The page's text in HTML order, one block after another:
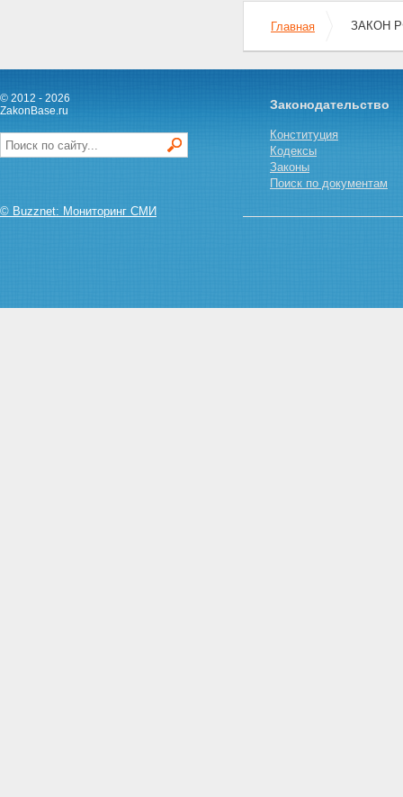
Главная ЗАКОН
© 2012 - 2026
ZakonBase.ru
© Buzznet: Мониторинг СМИ
Законодательство
Конституция
Кодексы
Законы
Поиск по документам